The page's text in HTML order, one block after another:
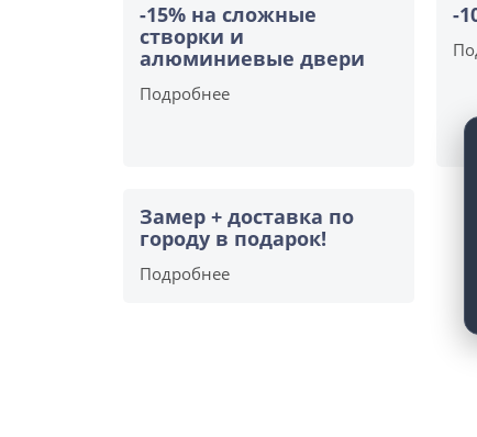
-15% на сложные
створки и
алюминиевые двери
Подробнее
-
Замер + доставка по
городу в подарок!
Подробнее